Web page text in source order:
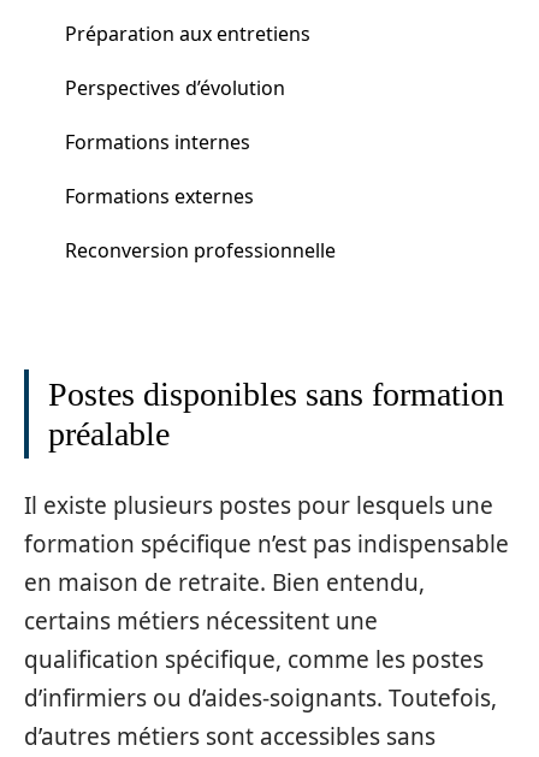
Préparation aux entretiens
Perspectives d’évolution
Formations internes
Formations externes
Reconversion professionnelle
Postes disponibles sans formation
préalable
Il existe plusieurs postes pour lesquels une
formation spécifique n’est pas indispensable
en maison de retraite. Bien entendu,
certains métiers nécessitent une
qualification spécifique, comme les postes
d’infirmiers ou d’aides-soignants. Toutefois,
d’autres métiers sont accessibles sans